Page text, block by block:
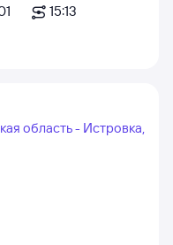
15:13
область - Истровка,